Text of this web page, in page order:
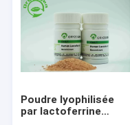
Poudre lyophilisée
par lactoferrine